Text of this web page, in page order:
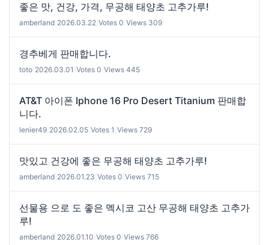
좋은 맛, 건강, 가격, 무공해 태양초 고추가루!
amberland 2026.03.22 Votes 0 Views 309
경추베게 판매합니다.
toto 2026.03.01 Votes 0 Views 445
AT&T 아이폰 Iphone 16 Pro Desert Titanium 판매합
니다.
lenier49 2026.02.05 Votes 1 Views 729
맛있고 건강에 좋은 무공해 태양초 고추가루!
amberland 2026.01.23 Votes 0 Views 715
선물용 으로 도 좋은 멕시코 고산 무공해 태양초 고추가
루!
amberland 2026.01.10 Votes 0 Views 766